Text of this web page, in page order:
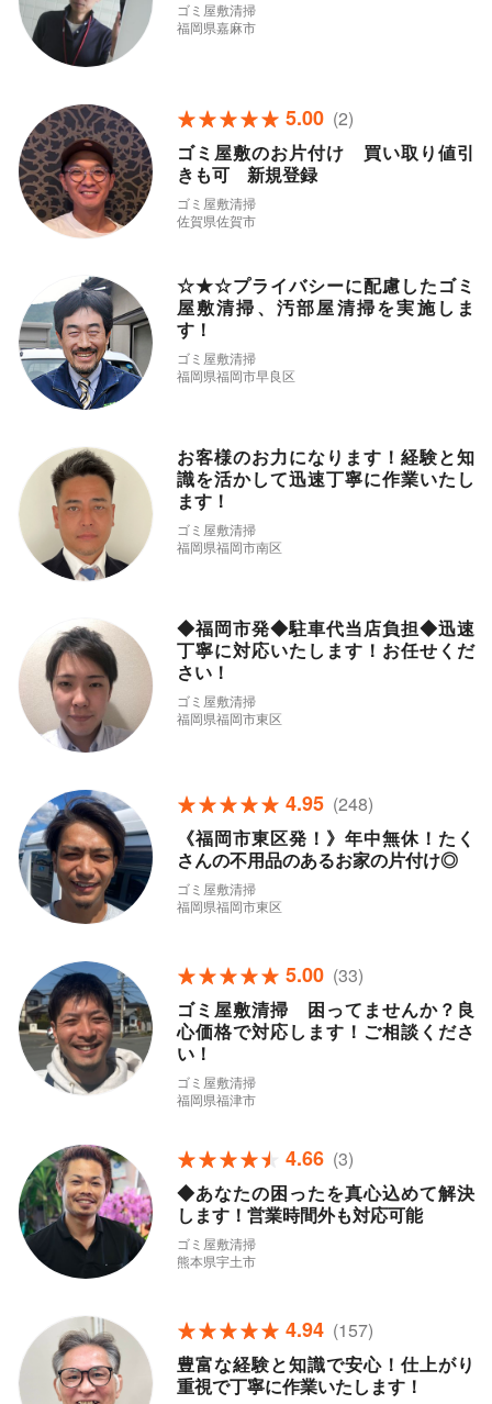
ゴミ屋敷清掃
福岡県嘉麻市
5.00 (2)
ゴミ屋敷のお片付け 買い取り値引
きも可 新規登録
ゴミ屋敷清掃
佐賀県佐賀市
☆★☆プライバシーに配慮したゴミ
屋敷清掃、汚部屋清掃を実施しま
す！
ゴミ屋敷清掃
福岡県福岡市早良区
お客様のお力になります！経験と知
識を活かして迅速丁寧に作業いたし
ます！
ゴミ屋敷清掃
福岡県福岡市南区
◆福岡市発◆駐車代当店負担◆迅速
丁寧に対応いたします！お任せくだ
さい！
ゴミ屋敷清掃
福岡県福岡市東区
4.95 (248)
《福岡市東区発！》年中無休！たく
さんの不用品のあるお家の片付け◎
ゴミ屋敷清掃
福岡県福岡市東区
5.00 (33)
ゴミ屋敷清掃 困ってませんか？良
心価格で対応します！ご相談くださ
い！
ゴミ屋敷清掃
福岡県福津市
4.66 (3)
◆あなたの困ったを真心込めて解決
します！営業時間外も対応可能
ゴミ屋敷清掃
熊本県宇土市
4.94 (157)
豊富な経験と知識で安心！仕上がり
重視で丁寧に作業いたします！